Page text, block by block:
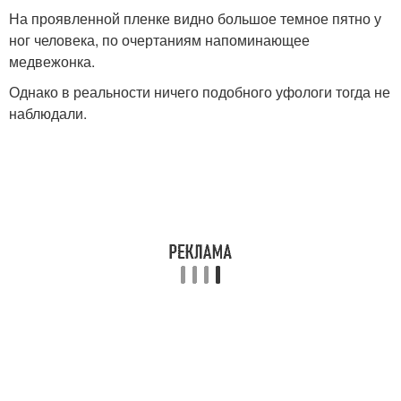
На проявленной пленке видно большое темное пятно у
ног человека, по очертаниям напоминающее
медвежонка.
Однако в реальности ничего подобного уфологи тогда не
наблюдали.